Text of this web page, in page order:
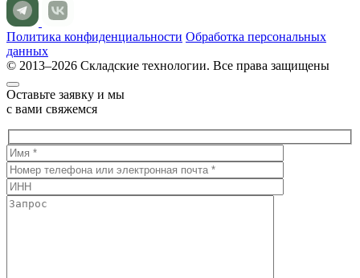
Политика конфиденциальности Обработка персональных
данных
© 2013–2026 Складские технологии. Все права защищены
Оставьте заявку и мы
с вами свяжемся